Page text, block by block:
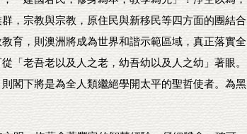
，宗教與宗教，原住民與新移民等四方面的團結合
育，則澳洲將成為世界和諧示範區域，真正落實全
「老吾老以及人之老，幼吾幼以及人之幼」著眼。
閣下將是為全人類繼絕學開太平的聖哲使者。為黑